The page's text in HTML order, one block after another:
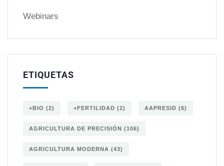
Webinars
ETIQUETAS
+BIO (2) +FERTILIDAD (2) AAPRESID (6)
AGRICULTURA DE PRECISIÓN (106)
AGRICULTURA MODERNA (43)